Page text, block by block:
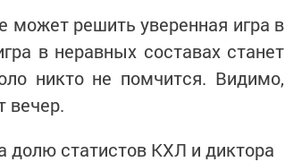
может решить уверенная игра в
в неравных составах станет
никто не помчится. Видимо,
вечер.
долю статистов КХЛ и диктора